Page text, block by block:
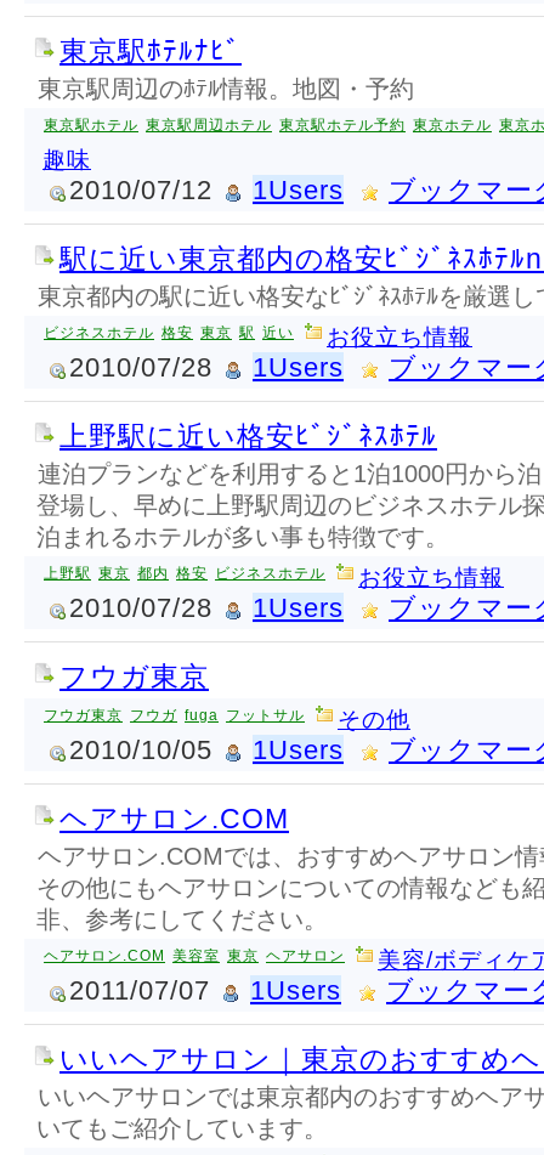
東京駅ﾎﾃﾙﾅﾋﾞ
東京駅周辺のﾎﾃﾙ情報。地図・予約
東京駅ホテル 東京駅周辺ホテル 東京駅ホテル予約 東京ホテル 東京
趣味
2010/07/12 1Users ブックマー
駅に近い東京都内の格安ﾋﾞｼﾞﾈｽﾎﾃﾙ
東京都内の駅に近い格安なﾋﾞｼﾞﾈｽﾎﾃﾙを厳選し
ビジネスホテル 格安 東京 駅 近い お役立ち情報
2010/07/28 1Users ブックマー
上野駅に近い格安ﾋﾞｼﾞﾈｽﾎﾃﾙ
連泊プランなどを利用すると1泊1000円から
登場し、早めに上野駅周辺のビジネスホテル
泊まれるホテルが多い事も特徴です。
上野駅 東京 都内 格安 ビジネスホテル お役立ち情報
2010/07/28 1Users ブックマー
フウガ東京
フウガ東京 フウガ fuga フットサル その他
2010/10/05 1Users ブックマー
ヘアサロン.COM
ヘアサロン.COMでは、おすすめヘアサロン
その他にもヘアサロンについての情報なども
非、参考にしてください。
ヘアサロン.COM 美容室 東京 ヘアサロン 美容/ボディケ
2011/07/07 1Users ブックマー
いいヘアサロン｜東京のおすすめ
いいヘアサロンでは東京都内のおすすめヘア
いてもご紹介しています。